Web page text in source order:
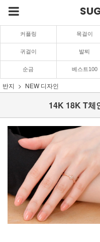
커플링 목걸이
귀걸이 발찌
순금 베스트100
반지 NEW 디자인
14K 18K T체